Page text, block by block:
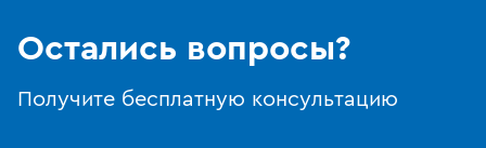
Остались вопросы?
Получите бесплатную консультацию